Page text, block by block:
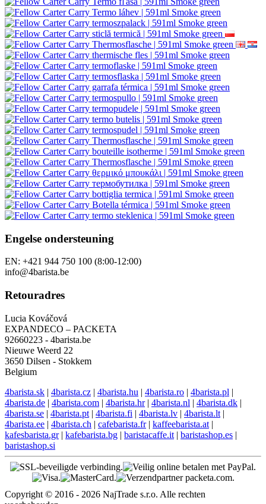
Engelse ondersteuning
EN: +421 944 750 100 (8:00-12:00)
info@4barista.be
Retouradres
Lucia Kováčová
EXPANDECO – PACKETA
92660223 - 4barista.be
Nieuwe Weerd 22
3650 Dilsen - Stokkem
Belgium
4barista.sk | 4barista.cz | 4barista.hu | 4barista.ro | 4barista.pl |
4barista.de | 4barista.com | 4barista.hr| 4barista.nl | 4barista.dk |
4barista.se | 4barista.pt | 4barista.fi | 4barista.lv | 4barista.lt |
4barista.ee | 4barista.ch | cafebarista.fr| kaffeebarista.at |
kafesbarista.gr| kafebarista.bg | baristacaffe.it | baristashop.es |
baristashop.si
Copyright © 2016 - 2026 NajTrade s.r.o. Alle rechten